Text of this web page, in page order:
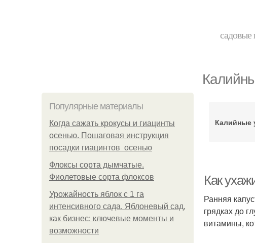
Популярные материалы
Когда сажать крокусы и гиацинты
осенью. Пошаговая инструкция
посадки гиацинтов осенью
Флоксы сорта дымчатые.
Фиолетовые сорта флоксов
Урожайность яблок с 1 га
интенсивного сада. Яблоневый сад,
как бизнес: ключевые моменты и
возможности
Калийные
Как
Ранняя
грядках до
витамины,